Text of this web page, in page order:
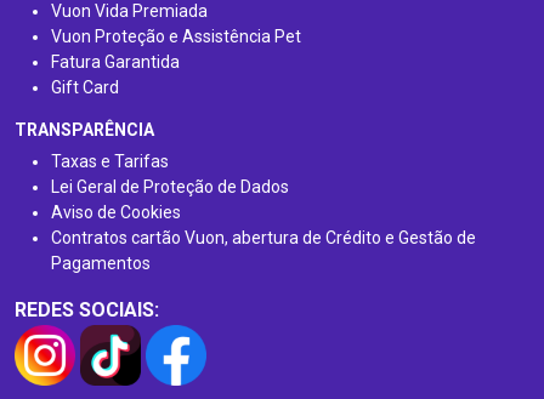
Vuon Vida Premiada
Vuon Proteção e Assistência Pet
Fatura Garantida
Gift Card
TRANSPARÊNCIA
Taxas e Tarifas
Lei Geral de Proteção de Dados
Aviso de Cookies
Contratos cartão Vuon, abertura de Crédito e Gestão de
Pagamentos
REDES SOCIAIS: